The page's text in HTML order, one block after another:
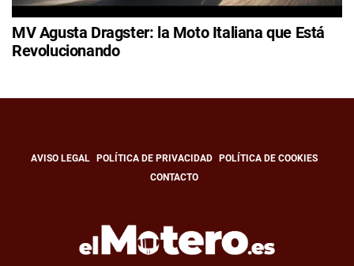
MV Agusta Dragster: la Moto Italiana que Está
Revolucionando
AVISO LEGAL POLÍTICA DE PRIVACIDAD
POLÍTICA DE COOKIES
CONTACTO